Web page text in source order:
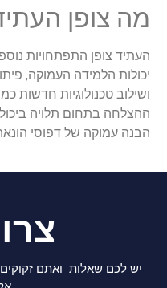
מה צופן
העתיד צופן התפתחויות
יכולות הלמידה העמוקה,
ושילוב טכנולוגיות חדשות
ההצלחה בתחום תלויה
הבנה עמוקה של דפוסי
יש לכם שאלות ואתם